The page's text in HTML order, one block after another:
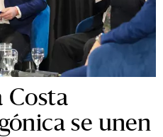
Costa
se unen